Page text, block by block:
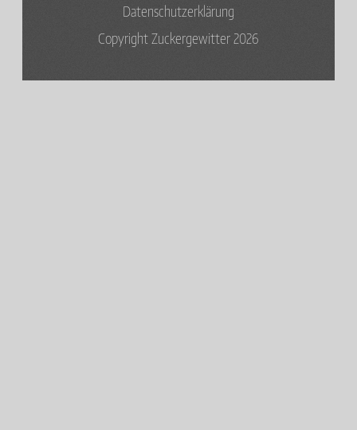
Datenschutzerklärung
Copyright Zuckergewitter 2026